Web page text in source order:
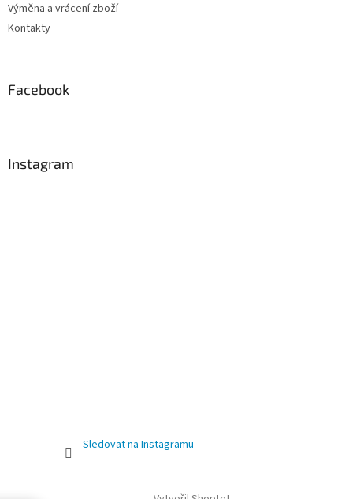
Výměna a vrácení zboží
Kontakty
Facebook
Instagram
Sledovat na Instagramu